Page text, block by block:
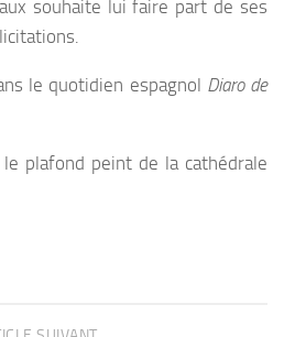
souhaite lui faire part de ses
le quotidien espagnol Diaro de
plafond peint de la cathédrale